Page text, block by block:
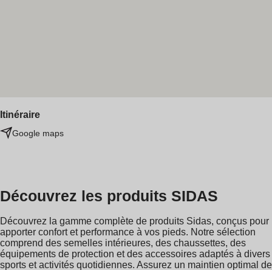
Itinéraire
Google maps
Découvrez les produits SIDAS
Découvrez la gamme complète de produits Sidas, conçus pour
apporter confort et performance à vos pieds. Notre sélection
comprend des semelles intérieures, des chaussettes, des
équipements de protection et des accessoires adaptés à divers
sports et activités quotidiennes. Assurez un maintien optimal de